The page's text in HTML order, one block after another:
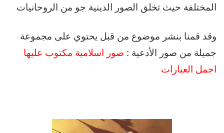
المختلفة حيث تخلق الصور الدينية جو من الروحانيات
وقد قمنا بنشر موضوع من قبل يحتوي على مجموعة
جميلة من صور الأدعية : صور اسلامية مكتوب عليها
اجمل العبارات